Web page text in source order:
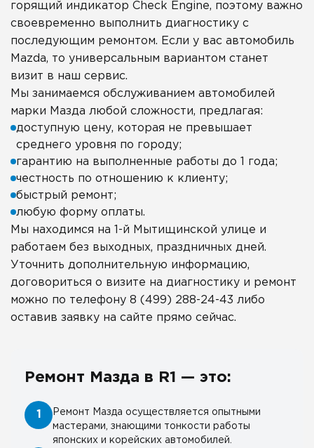
горящий индикатор Check Engine, поэтому важно
своевременно выполнить диагностику с
последующим ремонтом. Если у вас автомобиль
Mazda, то универсальным вариантом станет
визит в наш сервис.
Мы занимаемся обслуживанием автомобилей
марки Мазда любой сложности, предлагая:
доступную цену, которая не превышает
среднего уровня по городу;
гарантию на выполненные работы до 1 года;
честность по отношению к клиенту;
быстрый ремонт;
любую форму оплаты.
Мы находимся на 1-й Мытищинской улице и
работаем без выходных, праздничных дней.
Уточнить дополнительную информацию,
договориться о визите на диагностику и ремонт
можно по телефону 8 (499) 288-24-43 либо
оставив заявку на сайте прямо сейчас.
Ремонт Мазда в R1 — это:
1
Ремонт Мазда осуществляется опытными
мастерами, знающими тонкости работы
японских и корейских автомобилей.